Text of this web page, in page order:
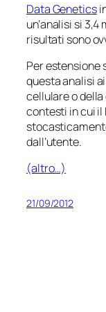
Data Genetics
un’analisi si
risultati sono
Per estensione
questa analisi
cellulare o
contesti in cui il
dall’utente.
(altro…)
21/09/2012